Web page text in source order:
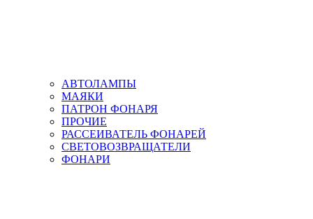
АВТОЛАМПЫ
МАЯКИ
ПАТРОН ФОНАРЯ
ПРОЧИЕ
РАССЕИВАТЕЛЬ ФОНАРЕЙ
СВЕТОВОЗВРАЩАТЕЛИ
ФОНАРИ